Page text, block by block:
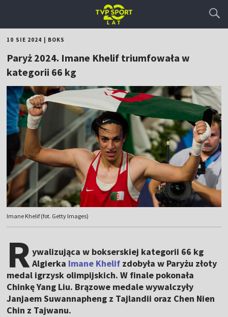
10 SIE 2024 BOKS
Paryż 2024. Imane Khelif triumfowała w
kategorii 66 kg
Imane Khelif (fot. Getty Images)
Rywalizująca w bokserskiej kategorii 66 kg
Algierka Imane Khelif zdobyła w Paryżu złoty
medal igrzysk olimpijskich. W finale pokonała
Chinkę Yang Liu. Brązowe medale wywalczyły
Janjaem Suwannapheng z Tajlandii oraz Chen Nien
Chin z Tajwanu.